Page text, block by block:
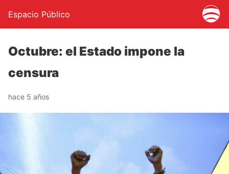
Espacio Público
Octubre: el Estado impone la
censura
hace 5 años